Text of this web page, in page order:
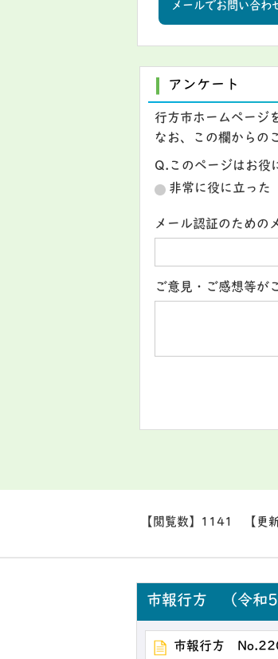
メールでお問い合わ
アンケート
行方市ホームページ
なお、この欄からの
Q.このページはお役
非常に役に立った
メール認証のための
ご意見・ご感想等が
【閲覧数】 1141 【更
市報行方 （令和5
市報行方